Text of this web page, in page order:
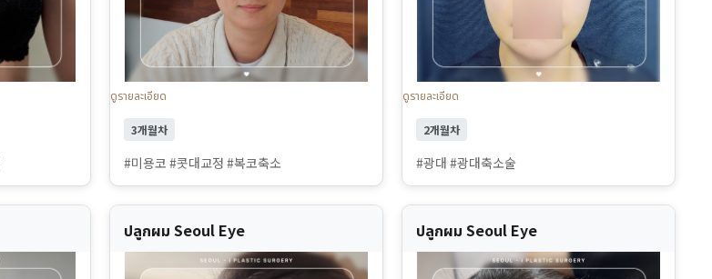
ดูรายละเอียด
3개월차
#미용코 #콧대교정 #복코축소
ดูรายละเอียด
2개월차
#광대 #광대축소술
ปลูกผม Seoul Eye ปลูกผม Seoul Eye